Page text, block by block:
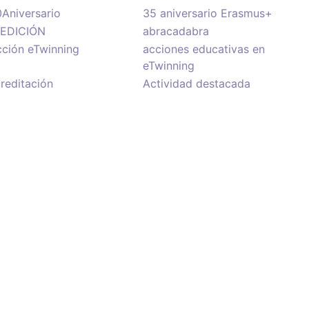
35 aniversario Erasmus+
abracadabra
eTwinning
acciones educativas en
eTwinning
Actividad destacada